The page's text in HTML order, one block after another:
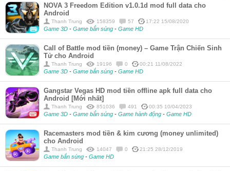
NOVA 3 Freedom Edition v1.0.1d mod full data cho
Android
Thanh Trung 158359 57 17:22 15/08/2020
Game 3D - Game bắn súng - Game HD
Call of Battle mod tiền (money) – Game Trận Chiến Sinh
Tử cho Android
Thanh Trung 19196 0 00:21 11/08/2022
Game 3D - Game bắn súng - Game HD
Gangstar Vegas HD mod tiền offline apk full data cho
Android [Mới nhất]
Thanh Trung 851036 491 00:35 10/04/2023
Game 3D - Game bắn súng - Game hành động - Game HD
Racemasters mod tiền & kim cương (money unlimited)
cho Android
Thanh Trung 14047 0 21:25 28/12/2019
Game bắn súng - Game HD